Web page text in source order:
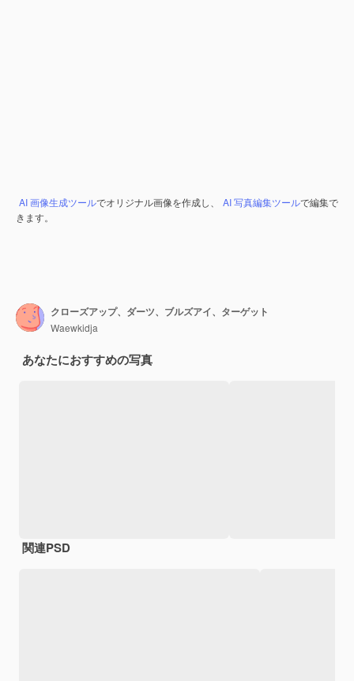
AI 画像生成ツールでオリジナル画像を作成し、 AI 写真編集ツールで編集で
きます。
クローズアップ、ダーツ、ブルズアイ、ターゲット
Waewkidja
あなたにおすすめの写真
関連PSD